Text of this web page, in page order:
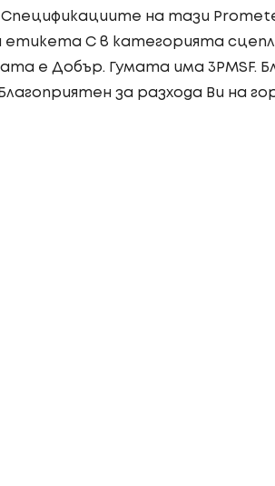
на тази
C в категорията
е Добър. Гумата има 3PMSF.
за разхода Ви на